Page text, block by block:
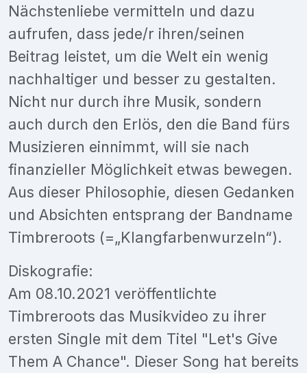
Nächstenliebe vermitteln und dazu
aufrufen, dass jede/r ihren/seinen
Beitrag leistet, um die Welt ein wenig
nachhaltiger und besser zu gestalten.
Nicht nur durch ihre Musik, sondern
auch durch den Erlös, den die Band fürs
Musizieren einnimmt, will sie nach
finanzieller Möglichkeit etwas bewegen.
Aus dieser Philosophie, diesen Gedanken
und Absichten entsprang der Bandname
Timbreroots (=„Klangfarbenwurzeln“).
Diskografie:
Am 08.10.2021 veröffentlichte
Timbreroots das Musikvideo zu ihrer
ersten Single mit dem Titel "Let's Give
Them A Chance". Dieser Song hat bereits